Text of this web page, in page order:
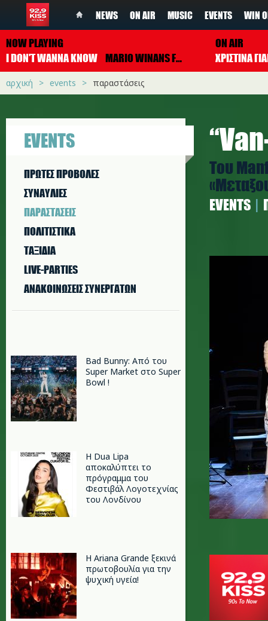
NEWS ON AIR MUSIC EVENTS WIN
NOW PLAYING
I DON'T WANNA KNOW MARIO WINANS FEAT. ENYA & P. DIDDY
ON AIR
ΧΡΙΣΤΙΝΑ
αρχική events παραστάσεις
EVENTS
ΠΡΩΤΕΣ ΠΡΟΒΟΛΕΣ
ΣΥΝΑΥΛΙΕΣ
ΠΑΡΑΣΤAΣΕΙΣ
ΠΟΛΙΤΙΣΤΙΚA
ΤΑΞΙΔΙΑ
LIVE-PARTIES
ΑΝΑΚΟΙΝΩΣΕΙΣ ΣΥΝΕΡΓΑΤΩΝ
Bad Bunny: Από του
Super Market στο Super
Bowl !
Η Dua Lipa
αποκαλύπτει το
πρόγραμμα του
Φεστιβάλ Λογοτεχνίας
του Λονδίνου
Η Ariana Grande ξεκινά
πρωτοβουλία για την
ψυχική υγεία!
Του
EVENTS
1_2.jpg